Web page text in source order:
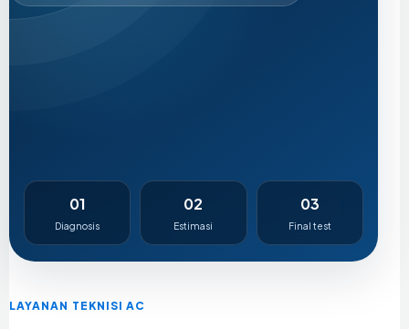
01
Diagnosis
02
Estimasi
03
Final test
LAYANAN TEKNISI AC